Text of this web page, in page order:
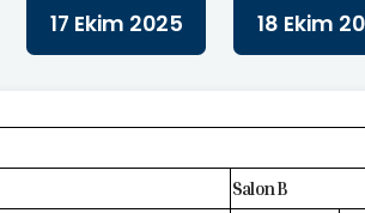
17 Ekim 2025 18 Ekim
Salon B